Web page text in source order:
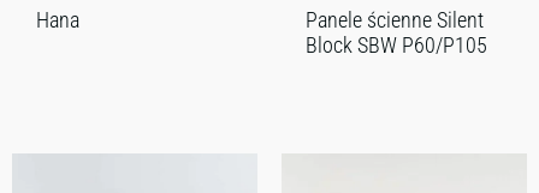
Hana
Panele ścienne Silent
Block SBW P60/P105